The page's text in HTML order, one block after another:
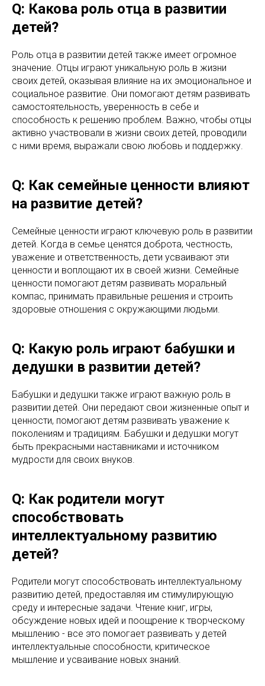
Q: Какова роль отца в развитии
детей?
Роль отца в развитии детей также имеет огромное
значение. Отцы играют уникальную роль в жизни
своих детей, оказывая влияние на их эмоциональное и
социальное развитие. Они помогают детям развивать
самостоятельность, уверенность в себе и
способность к решению проблем. Важно, чтобы отцы
активно участвовали в жизни своих детей, проводили
с ними время, выражали свою любовь и поддержку.
Q: Как семейные ценности влияют
на развитие детей?
Семейные ценности играют ключевую роль в развитии
детей. Когда в семье ценятся доброта, честность,
уважение и ответственность, дети усваивают эти
ценности и воплощают их в своей жизни. Семейные
ценности помогают детям развивать моральный
компас, принимать правильные решения и строить
здоровые отношения с окружающими людьми.
Q: Какую роль играют бабушки и
дедушки в развитии детей?
Бабушки и дедушки также играют важную роль в
развитии детей. Они передают свои жизненные опыт и
ценности, помогают детям развивать уважение к
поколениям и традициям. Бабушки и дедушки могут
быть прекрасными наставниками и источником
мудрости для своих внуков.
Q: Как родители могут
способствовать
интеллектуальному развитию
детей?
Родители могут способствовать интеллектуальному
развитию детей, предоставляя им стимулирующую
среду и интересные задачи. Чтение книг, игры,
обсуждение новых идей и поощрение к творческому
мышлению - все это помогает развивать у детей
интеллектуальные способности, критическое
мышление и усваивание новых знаний.